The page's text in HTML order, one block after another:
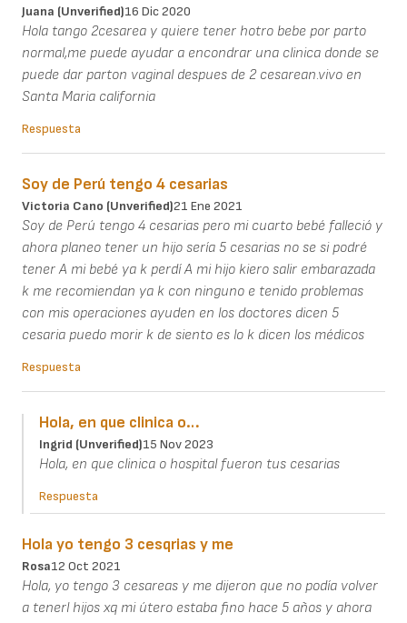
Juana (unverified)16 Dic 2020
Hola tango 2cesarea y quiere tener hotro bebe por parto
normal,me puede ayudar a encondrar una clinica donde se
puede dar parton vaginal despues de 2 cesarean.vivo en
Santa Maria california
Respuesta
Soy de Perú tengo 4 cesarias
Victoria Cano (unverified)21 Ene 2021
Soy de Perú tengo 4 cesarias pero mi cuarto bebé falleció y
ahora planeo tener un hijo sería 5 cesarias no se si podré
tener A mi bebé ya k perdí A mi hijo kiero salir embarazada
k me recomiendan ya k con ninguno e tenido problemas
con mis operaciones ayuden en los doctores dicen 5
cesaria puedo morir k de siento es lo k dicen los médicos
Respuesta
Hola, en que clinica o…
Ingrid (unverified)15 Nov 2023
Hola, en que clinica o hospital fueron tus cesarias
Respuesta
Hola yo tengo 3 cesqrias y me
Rosa12 Oct 2021
Hola, yo tengo 3 cesareas y me dijeron que no podía volver
a tenerl hijos xq mi útero estaba fino hace 5 años y ahora